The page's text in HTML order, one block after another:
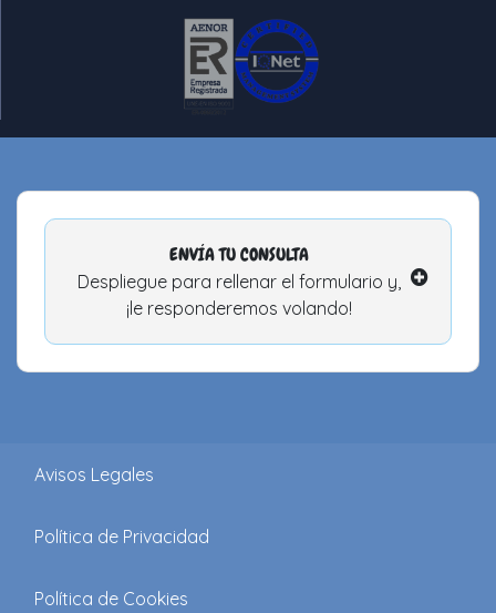
ENVÍA TU CONSULTA
Despliegue para rellenar el formulario y,
¡le responderemos volando!
Avisos Legales
Política de Privacidad
Política de Cookies